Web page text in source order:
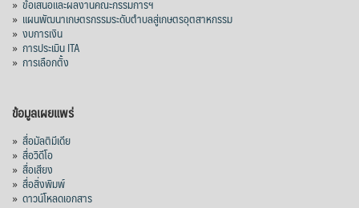
» แผนพัฒนาเกษตรกรรมระดับตำบลสู่เกษตรอุตสาหกรรม
» งบการเงิน
» การประเมิน ITA
» การเลือกตั้ง
ข้อมูลเผยแพร่
» สื่อมัลติมีเดีย
» สื่อวิดีโอ
» สื่อเสียง
» สื่อสิ่งพิมพ์
» ดาวน์โหลดเอกสาร